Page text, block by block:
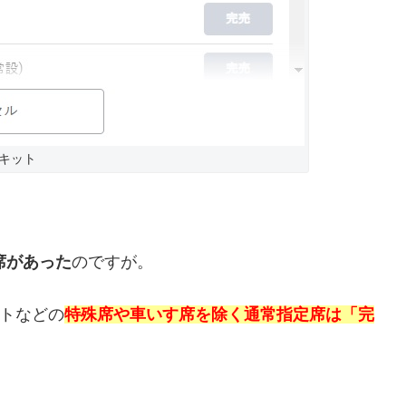
ット
があったのですが。
などの特殊席や車いす席を除く通常指定席は「完